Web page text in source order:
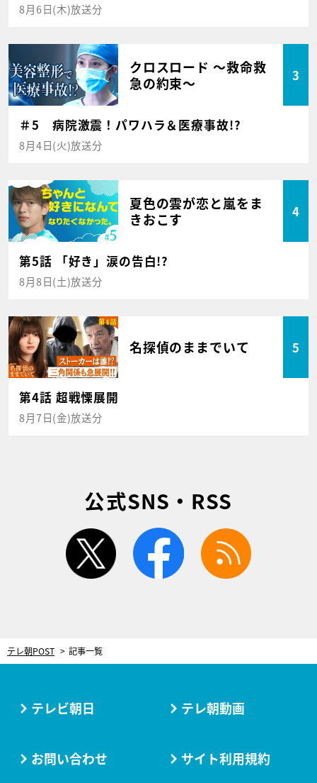
8月6日(木)放送分
クロスロード ～救命救
急の約束～
3
＃5 病院激震！パワハラ＆医療事故!?
8月4日(火)放送分
夏色の雲が恋と嵐をま
きおこす
4
第5話 「好き」涙の告白!?
8月8日(土)放送分
名探偵のままでいて 5
第4話 超戦慄展開
8月7日(金)放送分
公式SNS・RSS
twitter facebook
テレ朝POST 記事一覧
テレビ朝日 テレ朝動画
お問い合わせ サイト利用規約